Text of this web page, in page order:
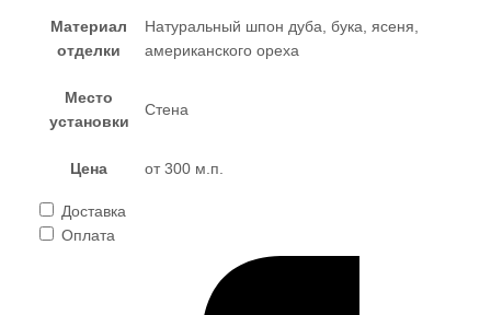
Материал
отделки
Натуральный шпон дуба, бука, ясеня,
американского ореха
Место
установки
Стена
Цена от 300 м.п.
Доставка
Оплата